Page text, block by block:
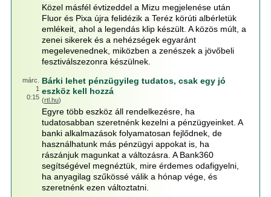
Közel másfél évtizeddel a Mizu megjelenése után
Fluor és Pixa újra felidézik a Teréz körúti albérletük
emlékeit, ahol a legendás klip készült. A közös múlt, a
zenei sikerek és a nehézségek egyaránt
megelevenednek, miközben a zenészek a jövőbeli
fesztiválszezonra készülnek.
márc.
1
0:15
Bárki lehet pénzügyileg tudatos, csak egy jó
eszköz kell hozzá
(rtl.hu)
Egyre több eszköz áll rendelkezésre, ha
tudatosabban szeretnénk kezelni a pénzügyeinket. A
banki alkalmazások folyamatosan fejlődnek, de
használhatunk más pénzügyi appokat is, ha
rászánjuk magunkat a változásra. A Bank360
segítségével megnéztük, mire érdemes odafigyelni,
ha anyagilag szűkössé válik a hónap vége, és
szeretnénk ezen változtatni.